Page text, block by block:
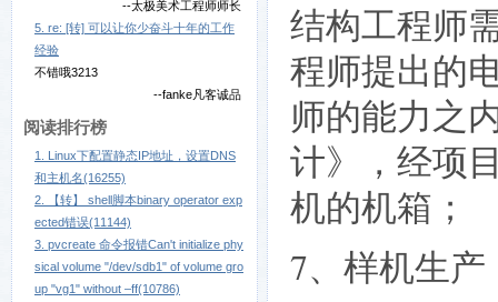
--太极美术工程师师长
5. re: [转] 可以让你少奋斗十年的工作
经验
不错哦3213
--fanke凡客诚品
阅读排行榜
1. Linux下配置静态IP地址，设置DNS
和主机名(16255)
2. 【转】 shell脚本binary operator exp
ected错误(11144)
3. pvcreate 命令报错Can't initialize phy
sical volume "/dev/sdb1" of volume gro
up "vg1" without –ff(10786)
结构工程师
程师提出的
师的能力之
计》，经项
机的机箱；
7、样机生产